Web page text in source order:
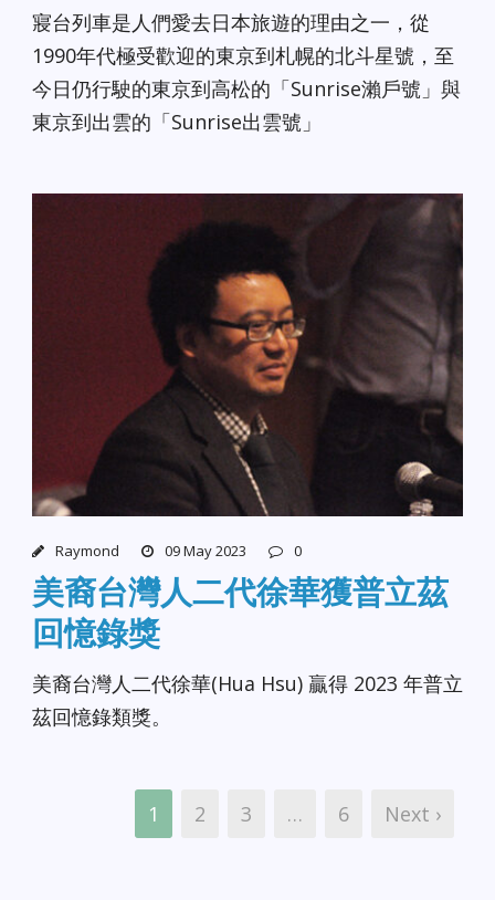
寢台列車是人們愛去日本旅遊的理由之一，從
1990年代極受歡迎的東京到札幌的北斗星號，至
今日仍行駛的東京到高松的「Sunrise瀨戶號」與
東京到出雲的「Sunrise出雲號」
Raymond 09 May 2023 0
美裔台灣人二代徐華獲普立茲
回憶錄獎
美裔台灣人二代徐華(Hua Hsu) 贏得 2023 年普立
茲回憶錄類獎。
1 2 3 … 6 Next ›